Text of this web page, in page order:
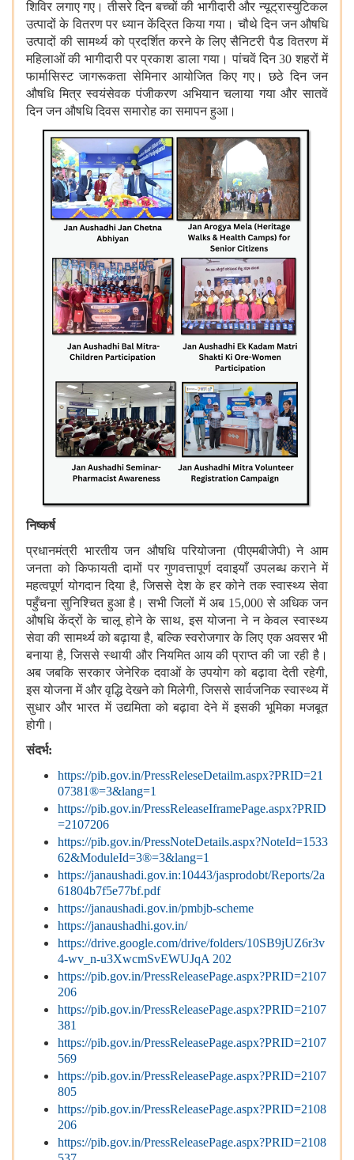
शिविर लगाए गए। तीसरे दिन बच्चों की भागीदारी और न्यूट्रास्युटिकल
उत्पादों के वितरण पर ध्यान केंद्रित किया गया। चौथे दिन जन औषधि
उत्पादों की सामर्थ्य को प्रदर्शित करने के लिए सैनिटरी पैड वितरण में
महिलाओं की भागीदारी पर प्रकाश डाला गया। पांचवें दिन 30 शहरों में
फार्मासिस्ट जागरूकता सेमिनार आयोजित किए गए। छठे दिन जन
औषधि मित्र स्वयंसेवक पंजीकरण अभियान चलाया गया और सातवें
दिन जन औषधि दिवस समारोह का समापन हुआ।
निष्कर्ष
प्रधानमंत्री भारतीय जन औषधि परियोजना (पीएमबीजेपी) ने आम
जनता को किफायती दामों पर गुणवत्तापूर्ण दवाइयाँ उपलब्ध कराने में
महत्वपूर्ण योगदान दिया है, जिससे देश के हर कोने तक स्वास्थ्य सेवा
पहुँचना सुनिश्चित हुआ है। सभी जिलों में अब 15,000 से अधिक जन
औषधि केंद्रों के चालू होने के साथ, इस योजना ने न केवल स्वास्थ्य
सेवा की सामर्थ्य को बढ़ाया है, बल्कि स्वरोजगार के लिए एक अवसर भी
बनाया है, जिससे स्थायी और नियमित आय की प्राप्त की जा रही है।
अब जबकि सरकार जेनेरिक दवाओं के उपयोग को बढ़ावा देती रहेगी,
इस योजना में और वृद्धि देखने को मिलेगी, जिससे सार्वजनिक स्वास्थ्य में
सुधार और भारत में उद्यमिता को बढ़ावा देने में इसकी भूमिका मजबूत
होगी।
संदर्भ:
https://pib.gov.in/PressReleseDetailm.aspx?PRID=21
07381®=3&lang=1
https://pib.gov.in/PressReleaseIframePage.aspx?PRID
=2107206
https://pib.gov.in/PressNoteDetails.aspx?NoteId=1533
62&ModuleId=3®=3&lang=1
https://janaushadi.gov.in:10443/jasprodobt/Reports/2a
61804b7f5e77bf.pdf
https://janaushadi.gov.in/pmbjb-scheme
https://janaushadhi.gov.in/
https://drive.google.com/drive/folders/10SB9jUZ6r3v
4-wv_n-u3XwcmSvEWUJqA 202
https://pib.gov.in/PressReleasePage.aspx?PRID=2107
206
https://pib.gov.in/PressReleasePage.aspx?PRID=2107
381
https://pib.gov.in/PressReleasePage.aspx?PRID=2107
569
https://pib.gov.in/PressReleasePage.aspx?PRID=2107
805
https://pib.gov.in/PressReleasePage.aspx?PRID=2108
206
https://pib.gov.in/PressReleasePage.aspx?PRID=2108